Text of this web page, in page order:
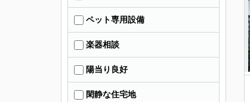
ペット専用設備
楽器相談
陽当り良好
閑静な住宅地